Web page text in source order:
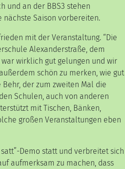
und an der BBS3 stehen
nächste Saison vorbereiten.
mit der Veranstaltung. “Die
Alexanderstraße, dem
wirklich gut gelungen und wir
schön zu merken, wie gut
der zum zweiten Mal die
Schulen, auch von anderen
mit Tischen, Bänken,
großen Veranstaltungen eben
Demo statt und verbreitet sich
aufmerksam zu machen, dass